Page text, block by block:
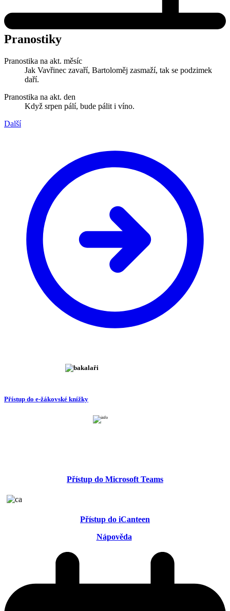
Pranostiky
Pranostika na akt. měsíc
Jak Vavřinec zavaří, Bartoloměj zasmaží, tak se podzimek
daří.
Pranostika na akt. den
Když srpen pálí, bude pálit i víno.
Další
Přístup do e-žákovské knížky
Přístup do Microsoft Teams
Přístup do iCanteen
Nápověda